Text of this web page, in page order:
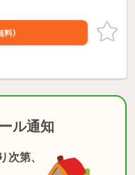
料）
ル通知
次第、